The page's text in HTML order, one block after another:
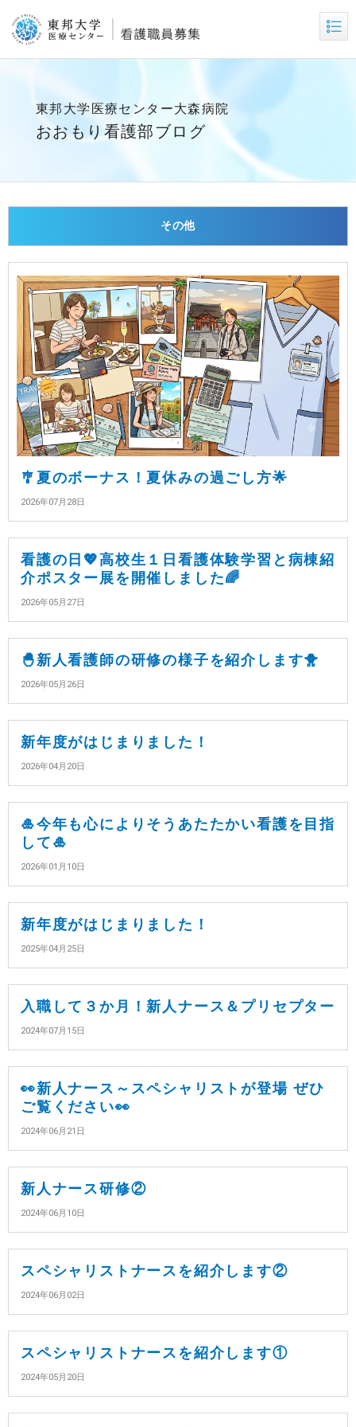
東邦大学医療センター大森病院
おおもり看護部ブログ
その他
🎐夏のボーナス！夏休みの過ごし方🌟
2026年07月28日
看護の日💖高校生１日看護体験学習と病棟紹
介ポスター展を開催しました🌈
2026年05月27日
🐣新人看護師の研修の様子を紹介します🐥
2026年05月26日
新年度がはじまりました！
2026年04月20日
🎍今年も心によりそうあたたかい看護を目指
して🎍
2026年01月10日
新年度がはじまりました！
2025年04月25日
入職して３か月！新人ナース＆プリセプター
2024年07月15日
👀新人ナース～スペシャリストが登場 ぜひ
ご覧ください👀
2024年06月21日
新人ナース研修②
2024年06月10日
スペシャリストナースを紹介します②
2024年06月02日
スペシャリストナースを紹介します①
2024年05月20日